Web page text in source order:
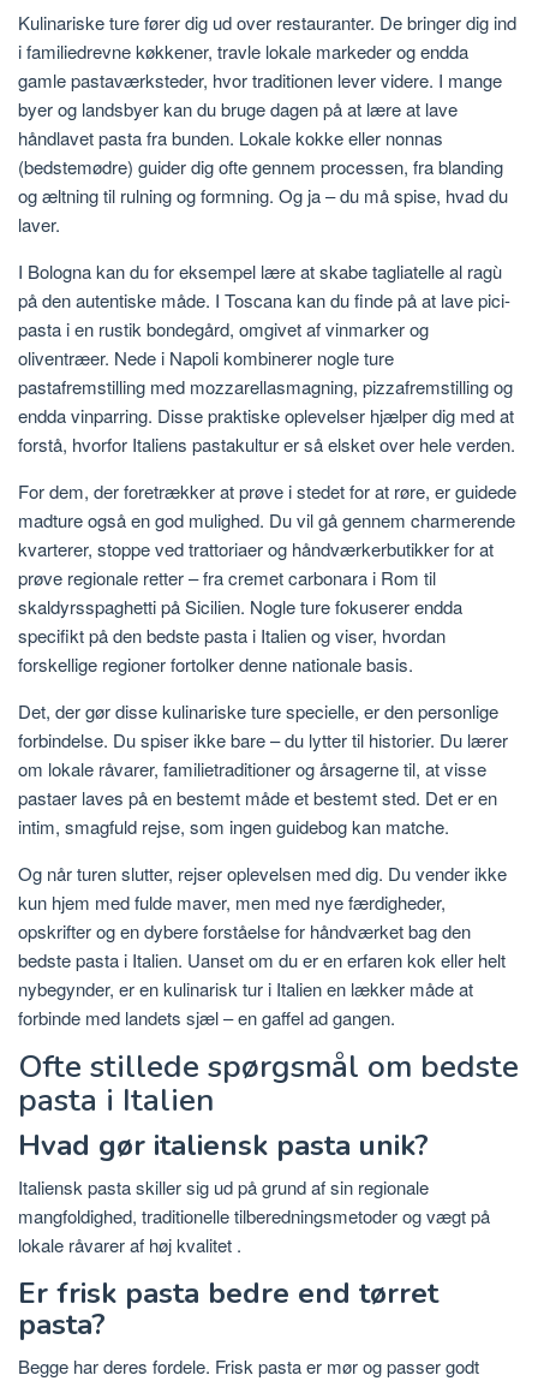
Kulinariske ture fører dig ud over restauranter. De bringer dig ind
i familiedrevne køkkener, travle lokale markeder og endda
gamle pastaværksteder, hvor traditionen lever videre. I mange
byer og landsbyer kan du bruge dagen på at lære at lave
håndlavet pasta fra bunden. Lokale kokke eller nonnas
(bedstemødre) guider dig ofte gennem processen, fra blanding
og æltning til rulning og formning. Og ja – du må spise, hvad du
laver.
I Bologna kan du for eksempel lære at skabe tagliatelle al ragù
på den autentiske måde. I Toscana kan du finde på at lave pici-
pasta i en rustik bondegård, omgivet af vinmarker og
oliventræer. Nede i Napoli kombinerer nogle ture
pastafremstilling med mozzarellasmagning, pizzafremstilling og
endda vinparring. Disse praktiske oplevelser hjælper dig med at
forstå, hvorfor Italiens pastakultur er så elsket over hele verden.
For dem, der foretrækker at prøve i stedet for at røre, er guidede
madture også en god mulighed. Du vil gå gennem charmerende
kvarterer, stoppe ved trattoriaer og håndværkerbutikker for at
prøve regionale retter – fra cremet carbonara i Rom til
skaldyrsspaghetti på Sicilien. Nogle ture fokuserer endda
specifikt på den bedste pasta i Italien og viser, hvordan
forskellige regioner fortolker denne nationale basis.
Det, der gør disse kulinariske ture specielle, er den personlige
forbindelse. Du spiser ikke bare – du lytter til historier. Du lærer
om lokale råvarer, familietraditioner og årsagerne til, at visse
pastaer laves på en bestemt måde et bestemt sted. Det er en
intim, smagfuld rejse, som ingen guidebog kan matche.
Og når turen slutter, rejser oplevelsen med dig. Du vender ikke
kun hjem med fulde maver, men med nye færdigheder,
opskrifter og en dybere forståelse for håndværket bag den
bedste pasta i Italien. Uanset om du er en erfaren kok eller helt
nybegynder, er en kulinarisk tur i Italien en lækker måde at
forbinde med landets sjæl – en gaffel ad gangen.
Ofte stillede spørgsmål om bedste
pasta i Italien
Hvad gør italiensk pasta unik?
Italiensk pasta skiller sig ud på grund af sin regionale
mangfoldighed, traditionelle tilberedningsmetoder og vægt på
lokale råvarer af høj kvalitet .
Er frisk pasta bedre end tørret
pasta?
Begge har deres fordele. Frisk pasta er mør og passer godt